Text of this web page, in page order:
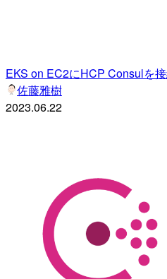
EKS on EC2にHCP Consulを
佐藤雅樹
2023.06.22